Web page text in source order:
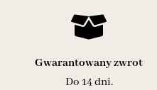
Gwarantowany zwrot
Do 14 dni.